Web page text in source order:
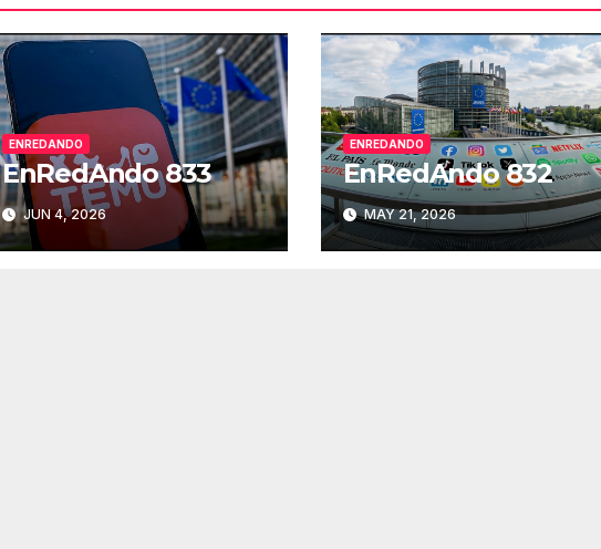
volumen.
ENREDANDO
EnRedAndo 833
JUN 4, 2026
ENREDANDO
EnRedAndo 832
MAY 21, 2026